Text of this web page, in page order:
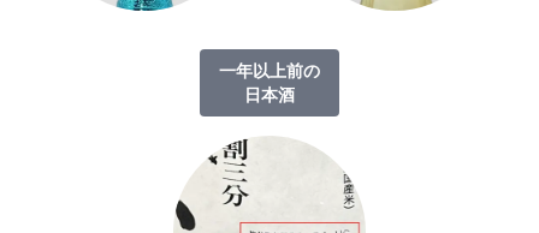
一年以上前の
日本酒